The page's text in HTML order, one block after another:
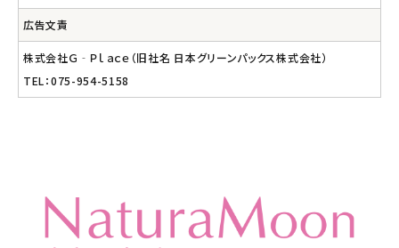
広告文責
株式会社Ｇ‐Ｐｌａｃｅ（旧社名 日本グリーンパックス株式会社）
TEL：075-954-5158